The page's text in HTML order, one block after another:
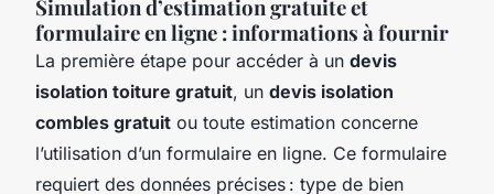
Simulation d’estimation gratuite et
formulaire en ligne : informations à fournir
La première étape pour accéder à un devis
isolation toiture gratuit, un devis isolation
combles gratuit ou toute estimation concerne
l’utilisation d’un formulaire en ligne. Ce formulaire
requiert des données précises : type de bien